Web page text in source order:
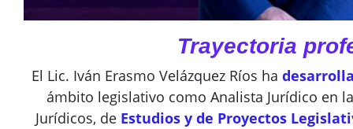
Trayectoria
El Lic. Iván Erasmo Velázquez Ríos ha
ámbito legislativo como Analista Jurídico en
Jurídicos, de Estudios y de Proyectos